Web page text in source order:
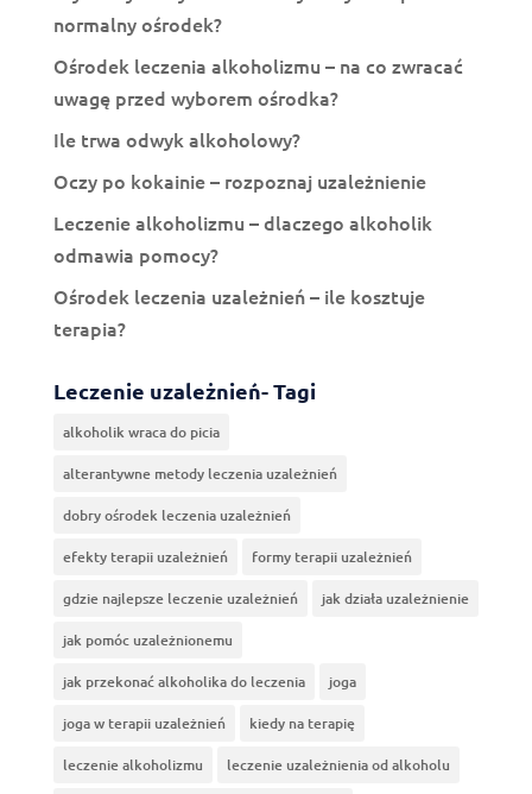
normalny ośrodek?
Ośrodek leczenia alkoholizmu – na co zwracać
uwagę przed wyborem ośrodka?
Ile trwa odwyk alkoholowy?
Oczy po kokainie – rozpoznaj uzależnienie
Leczenie alkoholizmu – dlaczego alkoholik
odmawia pomocy?
Ośrodek leczenia uzależnień – ile kosztuje
terapia?
Leczenie uzależnień- Tagi
alkoholik wraca do picia
alterantywne metody leczenia uzależnień
dobry ośrodek leczenia uzależnień
efekty terapii uzależnień formy terapii uzależnień
gdzie najlepsze leczenie uzależnień jak działa uzależnienie
jak pomóc uzależnionemu
jak przekonać alkoholika do leczenia joga
joga w terapii uzależnień kiedy na terapię
leczenie alkoholizmu leczenie uzależnienia od alkoholu